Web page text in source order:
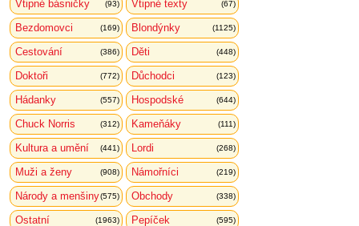
Vtipné básničky (93) Vtipné texty (67)
Bezdomovci (169) Blondýnky (1125)
Cestování (386) Děti (448)
Doktoři (772) Důchodci (123)
Hádanky (557) Hospodské (644)
Chuck Norris (312) Kameňáky (111)
Kultura a umění (441) Lordi (268)
Muži a ženy (908) Námořníci (219)
Národy a menšiny(575) Obchody (338)
Ostatní (1963) Pepíček (595)